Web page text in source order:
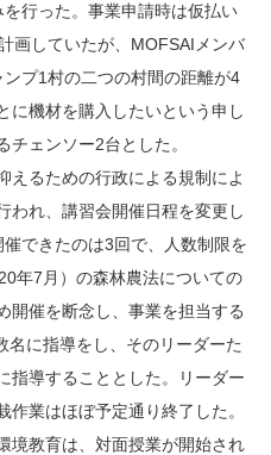
行った。事業申請時は仮払い
画していたが、MOFSAIメンバ
プ1村の二つの村間の距離が4
に機材を購入したいという申し
チェンソー2台とした。
えるための行政による規制によ
われ、講習会開催日程を変更し
できたのは3回で、人数制限を
年7月）の森林農法についての
開催を断念し、事業を担当する
に指導をし、そのリーダーた
指導することとした。リーダー
業はほぼ予定通り終了した。
境教育は、対面授業が開始され